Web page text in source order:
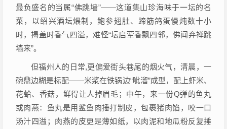
最负盛名的当属“佛跳墙”——这道集山珍海味于一坛的名
菜，以绍兴酒坛煨制，鲍参翅肚、蹄筋鸽蛋慢炖数十小
时，揭盖时香气四溢，难怪“坛启荤香飘四邻，佛闻弃禅跳
墙来”。
但福州人的日常,更偏爱街头巷尾的烟火气，清晨，一
碗鼎边糊是标配——米浆在铁锅边“呲溜”成型，配上虾米、
花蛤、香菇，鲜得让人掉眉毛；中午，来一份Q弹的鱼丸
或肉燕：鱼丸是用鲨鱼肉捶打制皮，包裹猪肉馅，咬一口
汤汁四溢；肉燕的皮更是薄如纸，以肉泥和地瓜粉反复捶